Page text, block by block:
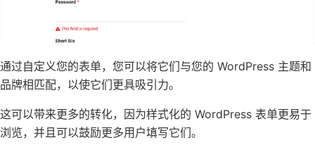
通过自定义您的表单，您可以将它们与您的 WordPress 主题和
品牌相匹配，以使它们更具吸引力。
这可以带来更多的转化，因为样式化的 WordPress 表单更易于
浏览，并且可以鼓励更多用户填写它们。